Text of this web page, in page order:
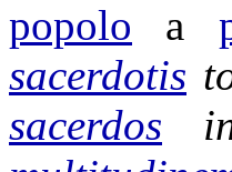
popolo a
sacerdotis
sacerdos